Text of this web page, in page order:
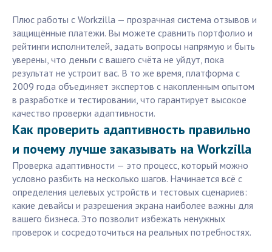
Плюс работы с Workzilla — прозрачная система отзывов и
защищённые платежи. Вы можете сравнить портфолио и
рейтинги исполнителей, задать вопросы напрямую и быть
уверены, что деньги с вашего счёта не уйдут, пока
результат не устроит вас. В то же время, платформа с
2009 года объединяет экспертов с накопленным опытом
в разработке и тестировании, что гарантирует высокое
качество проверки адаптивности.
Как проверить адаптивность правильно
и почему лучше заказывать на Workzilla
Проверка адаптивности — это процесс, который можно
условно разбить на несколько шагов. Начинается всё с
определения целевых устройств и тестовых сценариев:
какие девайсы и разрешения экрана наиболее важны для
вашего бизнеса. Это позволит избежать ненужных
проверок и сосредоточиться на реальных потребностях.